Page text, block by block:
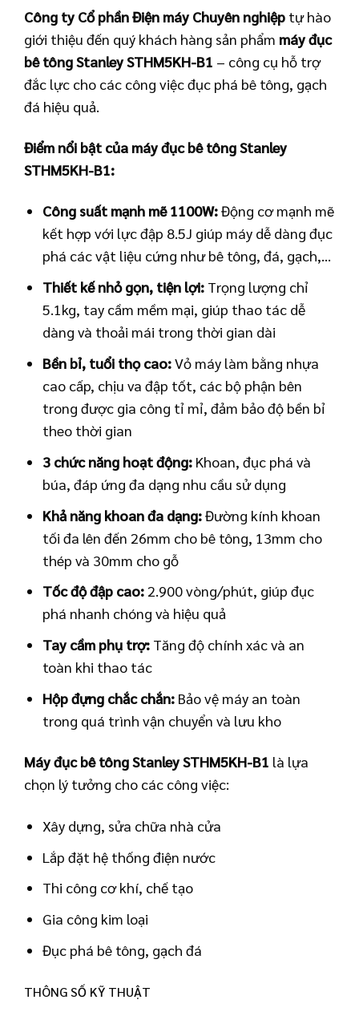
Công ty Cổ phần Điện máy Chuyên nghiệp tự hào
giới thiệu đến quý khách hàng sản phẩm máy đục
bê tông Stanley STHM5KH-B1 – công cụ hỗ trợ
đắc lực cho các công việc đục phá bê tông, gạch
đá hiệu quả.
Điểm nổi bật của máy đục bê tông Stanley
STHM5KH-B1:
Công suất mạnh mẽ 1100W:Động cơ mạnh mẽ
kết hợp với lực đập 8.5J giúp máy dễ dàng đục
phá các vật liệu cứng như bê tông, đá, gạch,…
Thiết kế nhỏ gọn, tiện lợi: Trọng lượng chỉ
5.1kg, tay cầm mềm mại, giúp thao tác dễ
dàng và thoải mái trong thời gian dài
Bền bỉ, tuổi thọ cao:Vỏ máy làm bằng nhựa
cao cấp, chịu va đập tốt, các bộ phận bên
trong được gia công tỉ mỉ, đảm bảo độ bền bỉ
theo thời gian
3 chức năng hoạt động: Khoan, đục phá và
búa, đáp ứng đa dạng nhu cầu sử dụng
Khả năng khoan đa dạng:Đường kính khoan
tối đa lên đến 26mm cho bê tông, 13mm cho
thép và 30mm cho gỗ
Tốc độ đập cao:2.900 vòng/phút, giúp đục
phá nhanh chóng và hiệu quả
Tay cầm phụ trợ: Tăng độ chính xác và an
toàn khi thao tác
Hộp đựng chắc chắn: Bảo vệ máy an toàn
trong quá trình vận chuyển và lưu kho
Máy đục bê tông Stanley STHM5KH-B1 là lựa
chọn lý tưởng cho các công việc:
Xây dựng, sửa chữa nhà cửa
Lắp đặt hệ thống điện nước
Thi công cơ khí, chế tạo
Gia công kim loại
Đục phá bê tông, gạch đá
THÔNG SỐ KỸ THUẬT